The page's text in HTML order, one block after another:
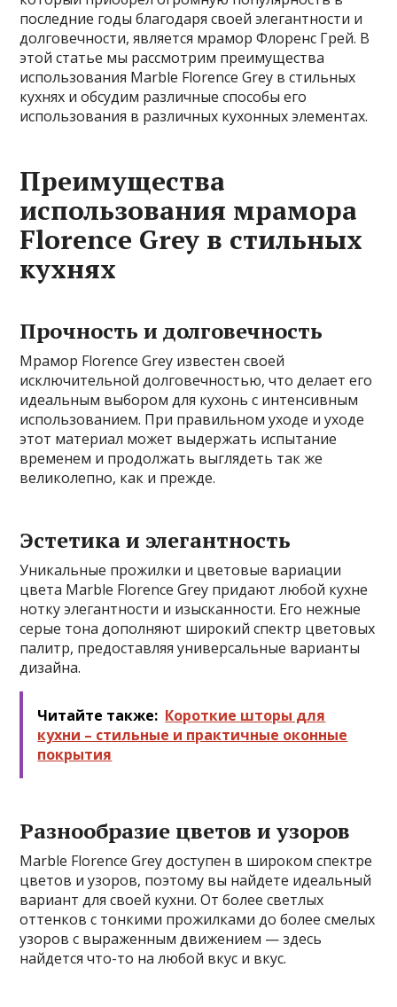
последние годы благодаря своей элегантности и
долговечности, является мрамор Флоренс Грей. В
этой статье мы рассмотрим преимущества
использования Marble Florence Grey в стильных
кухнях и обсудим различные способы его
использования в различных кухонных элементах.
Преимущества
использования мрамора
Florence Grey в стильных
кухнях
Прочность и долговечность
Мрамор Florence Grey известен своей
исключительной долговечностью, что делает его
идеальным выбором для кухонь с интенсивным
использованием. При правильном уходе и уходе
этот материал может выдержать испытание
временем и продолжать выглядеть так же
великолепно, как и прежде.
Эстетика и элегантность
Уникальные прожилки и цветовые вариации
цвета Marble Florence Grey придают любой кухне
нотку элегантности и изысканности. Его нежные
серые тона дополняют широкий спектр цветовых
палитр, предоставляя универсальные варианты
дизайна.
Читайте также: Короткие шторы для
кухни – стильные и практичные оконные
покрытия
Разнообразие цветов и узоров
Marble Florence Grey доступен в широком спектре
цветов и узоров, поэтому вы найдете идеальный
вариант для своей кухни. От более светлых
оттенков с тонкими прожилками до более смелых
узоров с выраженным движением — здесь
найдется что-то на любой вкус и вкус.